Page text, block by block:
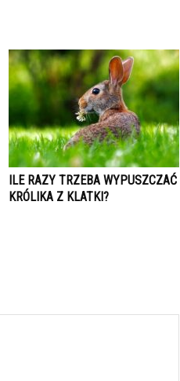
ILE RAZY TRZEBA WYPUSZCZAĆ
KRÓLIKA Z KLATKI?